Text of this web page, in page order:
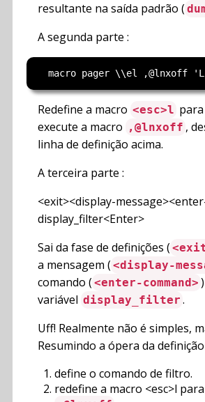
resultante na saída padrão (
A segunda parte :
Redefine a macro <esc>l
execute a macro ,@lnxoff ,
linha de definição acima.
A terceira parte :
<exit><display-
display_filter<Enter>
Sai da fase de definições (
a mensagem (<display-
comando (<enter-command>
variável display_filter .
Uff! Realmente não é simples,
Resumindo a ópera da
define o comando de filtro.
redefine a macro <esc>l